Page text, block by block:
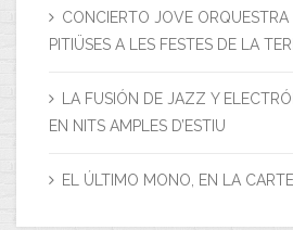
CONCIERTO JOVE
PITIÜSES A LES FESTES DE LA
LA FUSIÓN DE JAZZ Y
EN NITS AMPLES D’ESTIU
EL ÚLTIMO MONO, EN LA